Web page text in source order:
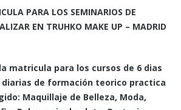
PARA LOS SEMINARIOS DE
EN TRUHKO MAKE UP – MADRID
matricula para los cursos de 6 dias
diarias de formación teorico practica
Maquillaje de Belleza, Moda,